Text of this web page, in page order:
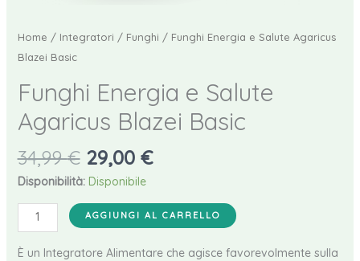
Home / Integratori / Funghi / Funghi Energia e Salute Agaricus
Blazei Basic
Funghi Energia e Salute
Agaricus Blazei Basic
34,99€ Il
prezzo
originale
era:
29,00 €Il
attuale
è:
Disponibilità: Disponibile
Funghi
Energia
e
AGGIUNGI AL CARRELLO
È un Integratore Alimentare che agisce favorevolmente sulla